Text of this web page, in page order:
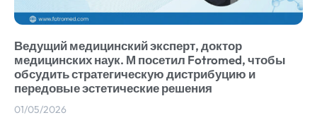
Ведущий медицинский эксперт, доктор
медицинских наук. М посетил Fotromed, чтобы
обсудить стратегическую дистрибуцию и
передовые эстетические решения
01/05/2026